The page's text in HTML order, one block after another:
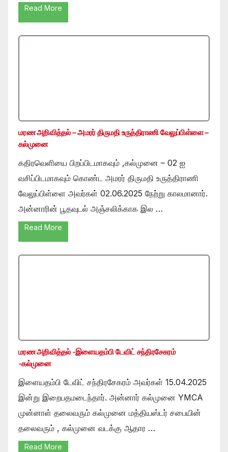
Read More
மரண அறிவித்தல் – அமரர் திருமதி உருத்திராணி வேலுப்பிள்ளை –
கல்முனை
கதிரவெளியை பிறப்பிடமாகவும் ,கல்முனை – 02 ஐ
வசிப்பிடமாகவும் கொண்ட அமரர் திருமதி உருத்திராணி
வேலுப்பிள்ளை அவர்கள் 02.06.2025 நேற்று காலமானார்.
அன்னாரின் பூதவுடல் அஞ்சலிக்காக இல …
Read More
மரண அறிவித்தல் -இளையதம்பி டேவிட் சந்திரசேகரம்
-கல்முனை
இளையதம்பி டேவிட் சந்திரசேகரம் அவர்கள் 15.04.2025
இன்று இறைபதமடைந்தார். அன்னார் கல்முனை YMCA
முன்னாள் தலைவரும் கல்முனை மத்தியஸ்டர் சபையின்
தலைவரும் , கல்முனை வடக்கு ஆதார …
Read More